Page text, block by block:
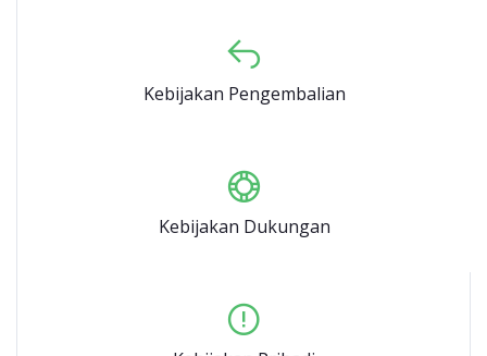
Kebijakan Pengembalian
Kebijakan Dukungan